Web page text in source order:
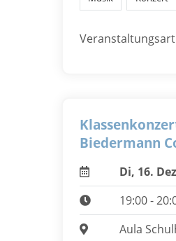
Biedermann
Di, 16.
19:00 -
Aula